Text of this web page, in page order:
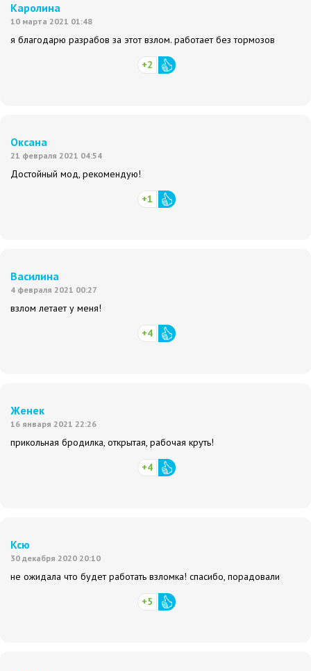
Каролина
10 марта 2021 01:48
я благодарю разрабов за этот взлом. работает без тормозов
+2
Оксана
21 февраля 2021 04:54
Достойный мод, рекомендую!
+1
Василина
4 февраля 2021 00:27
взлом летает у меня!
+4
Женек
16 января 2021 22:26
прикольная бродилка, открытая, рабочая круть!
+4
Ксю
30 декабря 2020 20:10
не ожидала что будет работать взломка! спасибо, порадовали
+5